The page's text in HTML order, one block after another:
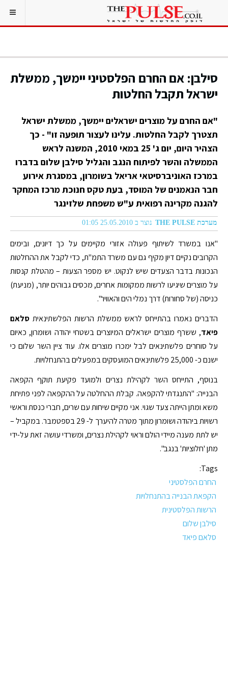
סילבן: אם החרם הפלסטיני יימשך, ממשלת
ישראל תקבל החלטות
"אם החרם על מוצרים ישראלים יימשך, ממשלת ישראל
תצטרך לקבל החלטות. עלינו לעצור תופעה זו" - כך
הצהיר היום, יום ג' 25 במאי 2010, המשנה לראש
הממשלה והשר לפיתוח הנגב והגליל סילבן שלום בדברו
במרכז האוניברסיטאי אריאל בשומרון, במסגרת אירוע
חבר הנאמנים של המוסד, בעת טקס חנוכת מרכז המחקר
להגנה מקרינה רפואית ע"ש משפחת שלזינגר
מערכת THE PULSE נוצר ב 25.05.2010 01:05
"אנו במשרד לשיתוף פעולה אזורי מקיימים על כך דיונים, ובימים
הקרובים נקיים דיון מקיף גם עם משרד התמ"ת, כדי לקבל את ההחלטות
הנכונות בדבר הצעדים שיש לנקוט. יש מספר הצעות – מהטלת קנסות
על מוצרים שיגיעו לרשות ממקומות אחרים, מכסים גבוהים יותר, (מניעת)
כניסה (של סחורות) דרך נמלי הים והאוויר".
הדברים נאמרו בהתייחס לראש ממשלת הרשות הפלשתינאית סלאם
פיאד, ששרף מוצרים ישראלים המיוצרים בשטחי יהודה ושומרון, כאיום
על סוחרים פלשתינאים לבל ימכרו מוצרים אלו. עוד ציין השר שלום כי
ישנם כ- 25,000 פלשתינאים המועסקים במפעלים בהתנחלויות.
בנוסף, התייחס השר לקהילת נצרים ולמועד פקיעת תוקף הקפאה
הבנייה: "התנגדתי להקפאה. קבלת ההחלטה על ההקפאה לפני פתיחת
משא ומתן הייתה צעד שגוי. אני מקיים שיחות עם שרים, חברי כנסת וראשי
רשויות ביהודה ושומרון מתוך מטרה להיערך ל- 29 בספטמבר. במקביל –
יש לתת מענה מיידי הולם וראוי לקהילת נצרים, ומשרדי עושה זאת על-ידי
מתן 'חלוציות' בנגב".
Tags:
החרם הפלסטיני
הקפאת הבנייה בהתנחלויות
הרשות הפלסטינית
סילבן שלום
סלאם פיאד